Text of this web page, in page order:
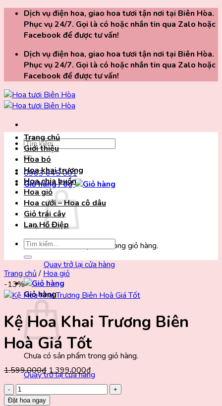
ChuyểnDịch vụ điện hoa, giao hoa tươi tận nơi tại Biên Hòa.
Phục vụ 24/7. Gọi là có hoặc nhắn tin qua Zalo hoặc
Facebook để được tư vấn!
Dịch vụ điện hoa, giao hoa tươi tận nơi tại Biên Hòa.
Phục vụ 24/7. Gọi là có hoặc nhắn tin qua Zalo hoặc
Facebook để được tư vấn!
Tìm
kiếm:
0963 645 001
Giỏ hàng /0₫
Chưa có sản phẩm trong giỏ hàng.
Quay trở lại cửa hàng
Giỏ hàng
Chưa có sản phẩm trong giỏ hàng.
Quay trở lại cửa hàng
Trang chủ
Giới thiệu
Hoa bó
Hoa khai trương
Hoa chia buồn
Hoa giỏ
Hoa cưới – Hoa cô dâu
Giỏ trái cây
Lan Hồ Điệp
Tìm
kiếm:
Trang chủ / Hoa giỏ
-13%
Kệ Hoa Khai Trương Biên
Hoà Giá Tốt
1.599.000₫ Giá
gốc
là:
1.599.000₫.
1.399.000₫Giá
hiện
tại
Kệ
Hoa
Đặt hoa ngay